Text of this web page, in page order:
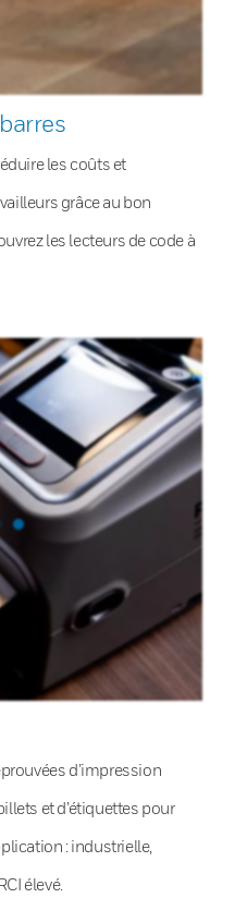
les coûts et
grâce au bon
les lecteurs de code à
d’impression
et d’étiquettes pour
: industrielle,
élevé.